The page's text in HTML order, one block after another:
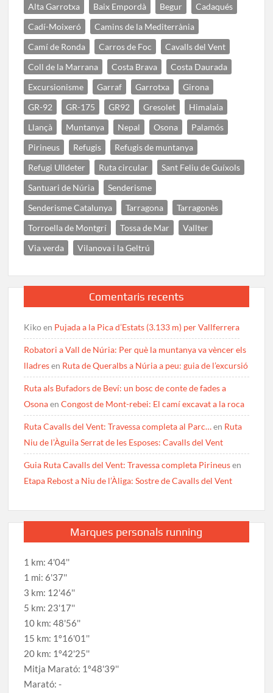
Alta Garrotxa
Baix Empordà Begur
Cadaqués
Cadí-Moixeró
Camins de la Mediterrània
Camí de Ronda
Carros de Foc
Cavalls del Vent
Coll de la Marrana
Costa Brava
Costa Daurada
Excursionisme
Garraf Garrotxa
Girona
GR-92
GR-175 GR92 Gresolet
Himalaia
Llançà
Muntanya Nepal Osona
Palamós
Pirineus
Refugis
Refugis de muntanya
Refugi Ulldeter
Ruta circular
Sant Feliu de Guíxols
Santuari de Núria
Senderisme
Senderisme Catalunya
Tarragona
Tarragonès
Torroella de Montgrí
Tossa de Mar
Vallter
Via verda
Vilanova i la Geltrú
Comentaris recents
Kikoen Pujada a la Pica d’Estats (3.133 m) per Vallferrera
Robatori a Vall de Núria: Per què la muntanya va vèncer els
lladresen Ruta de Queralbs a Núria a peu: guia de l’excursió
Ruta als Bufadors de Beví: un bosc de conte de fades a
OsonaenCongost de Mont-rebei: El camí excavat a la roca
Ruta Cavalls del Vent: Travessa completa al Parc…en Ruta
Niu de l’Àguila Serrat de les Esposes: Cavalls del Vent
Guia Ruta Cavalls del Vent: Travessa completa Pirineusen
Etapa Rebost a Niu de l’Àliga: Sostre de Cavalls del Vent
Marques personals running
1 km: 4'04''
1 mi: 6'37''
3 km: 12'46''
5 km: 23'17''
10 km: 48'56''
15 km: 1º16'01''
20 km: 1º42'25''
Mitja Marató: 1º48'39''
Marató: -